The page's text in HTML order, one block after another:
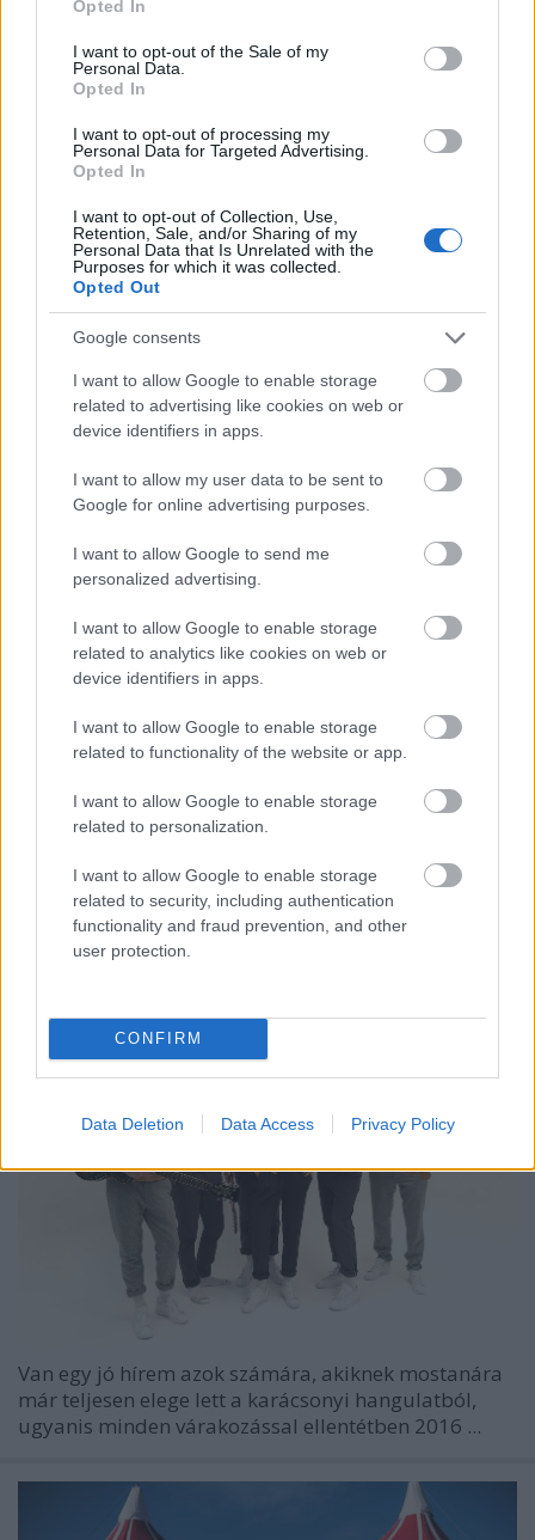
use your data for below specified purposes in below Google
consent section.
Opted In
I want to opt-out of the Sale of my
Personal Data.
Opted In
I want to opt-out of processing my
Personal Data for Targeted Advertising.
Opted In
I want to opt-out of Collection, Use,
Retention, Sale, and/or Sharing of my
Personal Data that Is Unrelated with the
Purposes for which it was collected.
Opted Out
Google consents
I want to allow Google to enable storage
related to advertising like cookies on web or
device identifiers in apps.
I want to allow my user data to be sent to
Google for online advertising purposes.
I want to allow Google to send me
personalized advertising.
I want to allow Google to enable storage
related to analytics like cookies on web or
device identifiers in apps.
I want to allow Google to enable storage
related to functionality of the website or app.
I want to allow Google to enable storage
related to personalization.
I want to allow Google to enable storage
related to security, including authentication
functionality and fraud prevention, and other
user protection.
CONFIRM
Data Deletion Data Access Privacy Policy
Kuplung2004-ben az első romkocsmák között
nyitotta meg kapuit, majd tudatos építkezés során
jutott el oda, hogy mára a szezonban heti öt napon ...
dalmegosztás
2016. december 31.
Van egy jó hírem azok számára, akiknek mostanára
már teljesen elege lett a karácsonyi hangulatból,
ugyanis minden várakozással ellentétben 2016 ...